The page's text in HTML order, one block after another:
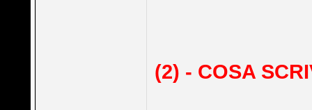
(2) - COSA